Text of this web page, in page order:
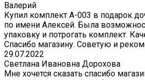
Валерий
Купил комплект A-003 в подарок
по имени Алексей. Была
упаковку и потрогать комплект.
Спасибо магазину. Советую и
29.07.2022
Светлана Ивановна Дорохова
Мне хочется сказать спасибо